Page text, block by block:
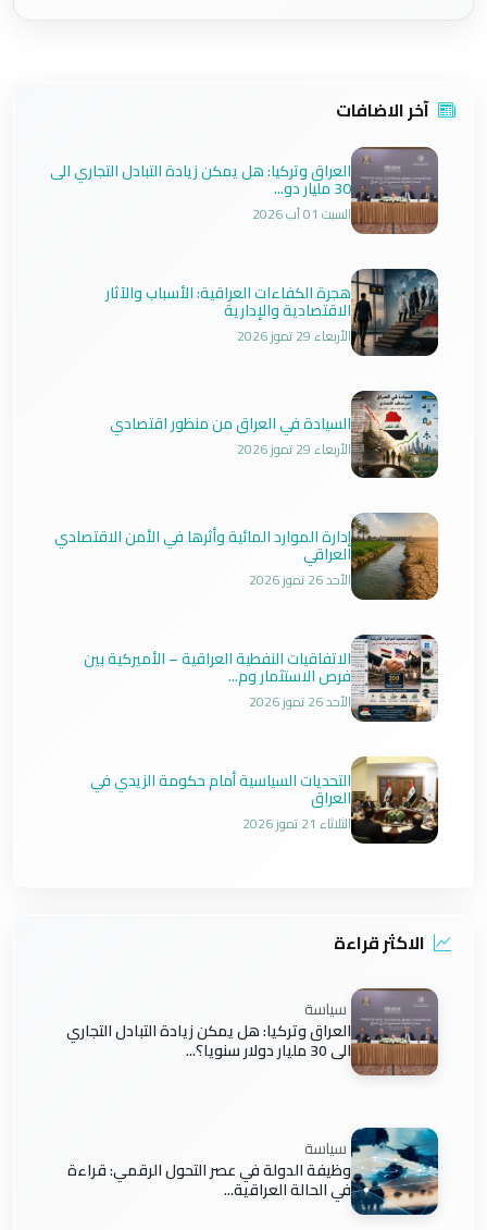
آخر الاضافات
العراق وتركيا: هل يمكن زيادة التبادل التجاري الى
30 مليار دو...
السبت 01 آب 2026
هجرة الكفاءات العراقية: الأسباب والآثار
الاقتصادية والإدارية
الأربعاء 29 تموز 2026
السيادة في العراق من منظور اقتصادي
الأربعاء 29 تموز 2026
إدارة الموارد المائية وأثرها في الأمن الاقتصادي
العراقي
الأحد 26 تموز 2026
الاتفاقيات النفطية العراقية – الأميركية بين
فرص الاستثمار وم...
الأحد 26 تموز 2026
التحديات السياسية أمام حكومة الزيدي في
العراق
الثلاثاء 21 تموز 2026
الاكثر قراءة
سياسة
العراق وتركيا: هل يمكن زيادة التبادل التجاري
الى 30 مليار دولار سنويا؟...
سياسة
وظيفة الدولة في عصر التحول الرقمي: قراءة
في الحالة العراقية...